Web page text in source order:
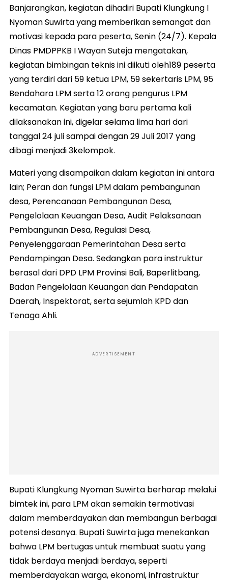
Banjarangkan, kegiatan dihadiri Bupati Klungkung I
Nyoman Suwirta yang memberikan semangat dan
motivasi kepada para peserta, Senin (24/7). Kepala
Dinas PMDPPKB I Wayan Suteja mengatakan,
kegiatan bimbingan teknis ini diikuti oleh189 peserta
yang terdiri dari 59 ketua LPM, 59 sekertaris LPM, 95
Bendahara LPM serta 12 orang pengurus LPM
kecamatan. Kegiatan yang baru pertama kali
dilaksanakan ini, digelar selama lima hari dari
tanggal 24 juli sampai dengan 29 Juli 2017 yang
dibagi menjadi 3kelompok.
Materi yang disampaikan dalam kegiatan ini antara
lain; Peran dan fungsi LPM dalam pembangunan
desa, Perencanaan Pembangunan Desa,
Pengelolaan Keuangan Desa, Audit Pelaksanaan
Pembangunan Desa, Regulasi Desa,
Penyelenggaraan Pemerintahan Desa serta
Pendampingan Desa. Sedangkan para instruktur
berasal dari DPD LPM Provinsi Bali, Baperlitbang,
Badan Pengelolaan Keuangan dan Pendapatan
Daerah, Inspektorat, serta sejumlah KPD dan
Tenaga Ahli.
ADVERTISEMENT
Bupati Klungkung Nyoman Suwirta berharap melalui
bimtek ini, para LPM akan semakin termotivasi
dalam memberdayakan dan membangun berbagai
potensi desanya. Bupati Suwirta juga menekankan
bahwa LPM bertugas untuk membuat suatu yang
tidak berdaya menjadi berdaya, seperti
memberdayakan warga, ekonomi, infrastruktur